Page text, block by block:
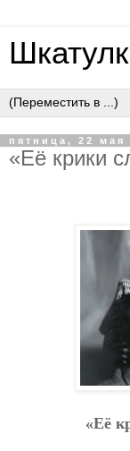
пятница, 22 мая
«Eё кpики
«Eё